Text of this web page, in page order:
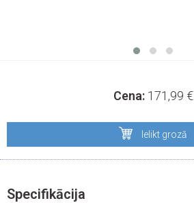
Cena: 171,99 €
Ielikt grozā
Specifikācija